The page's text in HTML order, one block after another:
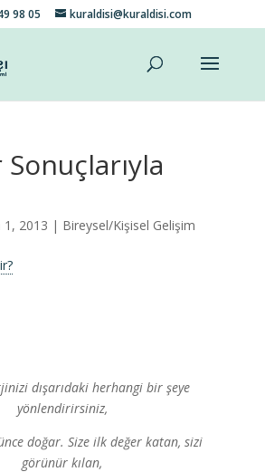
98 05 kuraldisi@kuraldisi.com
1, 2013 | Bireysel/Kişisel Gelişim
dışarıdaki herhangi bir şeye
yönlendirirsiniz,
doğar. Size ilk değer katan, sizi
görünür kılan,